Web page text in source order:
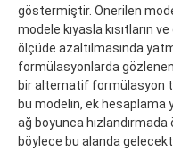
göstermiştir. Önerilen
modele kıyasla kısıtların
ölçüde azaltılmasında
formülasyonlarda
bir alternatif formülasyon
bu modelin, ek hesaplama
ağ boyunca
böylece bu alanda